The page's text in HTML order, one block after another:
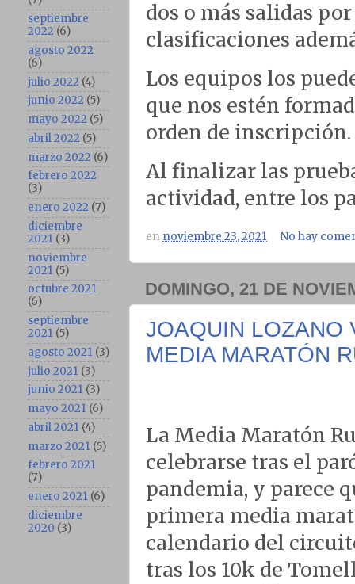
dos o más salidas
clasificaciones
Los equipos los
que nos estén
orden de inscripción.
Al finalizar las
actividad, entre los
en noviembre 23, 2021 No hay
DOMINGO, 21 DE
JOAQUIN LOZANO
MEDIA MARATÓN
La Media Maratón
celebrarse tras el
pandemia, y parece
primera media
calendario del
tras los 10k de
septiembre
2022 (6)
agosto 2022
(6)
julio 2022 (4)
junio 2022 (5)
mayo 2022 (5)
abril 2022 (5)
marzo 2022 (6)
febrero 2022
(3)
enero 2022 (7)
diciembre
2021 (3)
noviembre
2021 (5)
octubre 2021
(6)
septiembre
2021 (5)
agosto 2021 (3)
julio 2021 (3)
junio 2021 (3)
mayo 2021 (6)
abril 2021 (4)
marzo 2021 (5)
febrero 2021
(7)
enero 2021 (6)
diciembre
2020 (3)